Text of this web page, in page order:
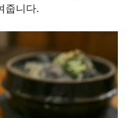
줍니다.